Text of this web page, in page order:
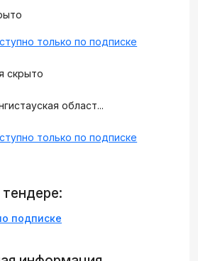
только по подписке
скрыто
област...
только по подписке
подписке